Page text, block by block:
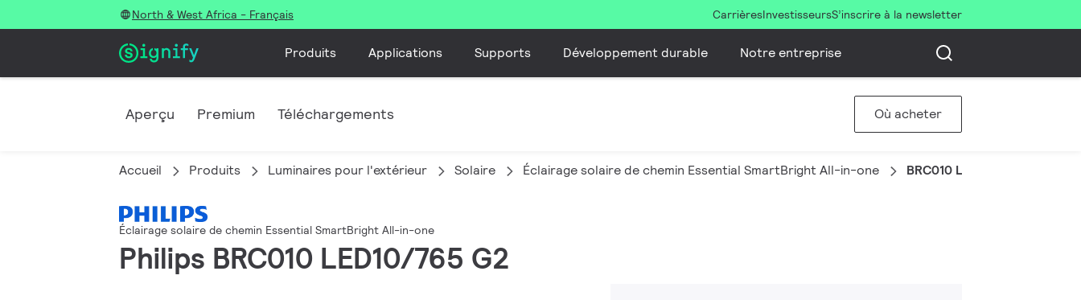
North & West Africa - Français CarrièresInvestisseursS’inscrire à la newsletter
Produits Applications Supports Développement durable Notre entreprise
Aperçu Premium Téléchargements Où acheter
Accueil Produits Luminaires pour l'extérieur Solaire Éclairage solaire de chemin Essential SmartBright All-in-one BRC010 LED10/765 G2
Éclairage solaire de chemin Essential SmartBright All-in-one
Philips BRC010 LED10/765 G2